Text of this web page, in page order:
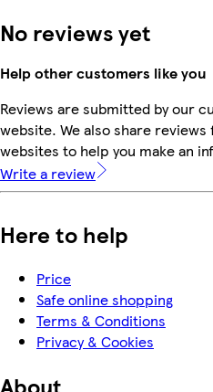
No reviews yet
Help other customers like you
Reviews are submitted by our
website. We also share
websites to help you make an
Write a review
Here to help
Price
Safe online shopping
Terms & Conditions
Privacy & Cookies
About